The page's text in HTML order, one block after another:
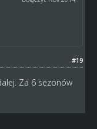
#19
Za 6 sezonów